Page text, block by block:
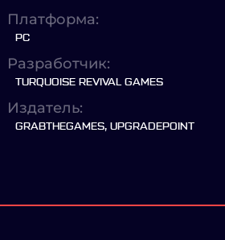
Платформа:
PC
Разработчик:
TURQUOISE REVIVAL GAMES
Издатель:
GRABTHEGAMES, UPGRADEPOINT